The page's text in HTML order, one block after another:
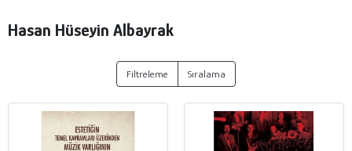
Hasan Hüseyin Albayrak
Filtreleme Sıralama